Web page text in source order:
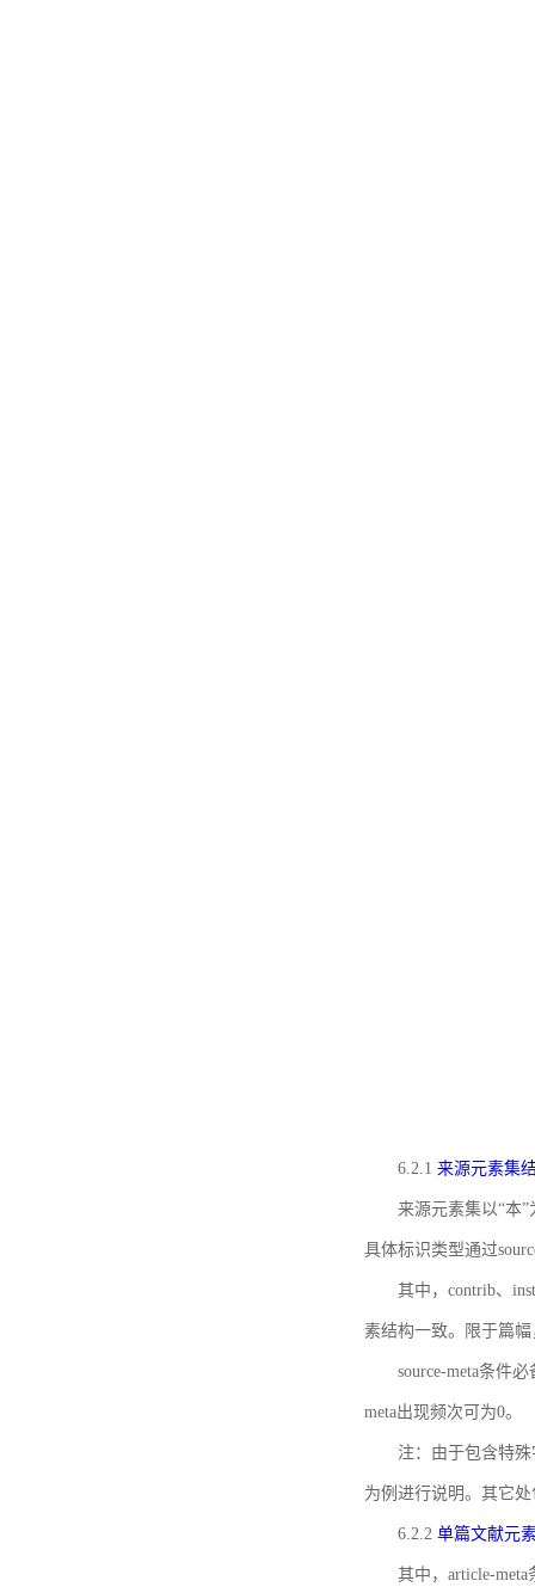
6.2.1 来源元素集
来源元素集以“本
具体标识类型通过
其中，contrib、
素结构一致。限于篇
source-meta条件
meta出现频次可为0。
注：由于包含特殊
为例进行说明。其它
6.2.2 单篇文献元
其中，article-